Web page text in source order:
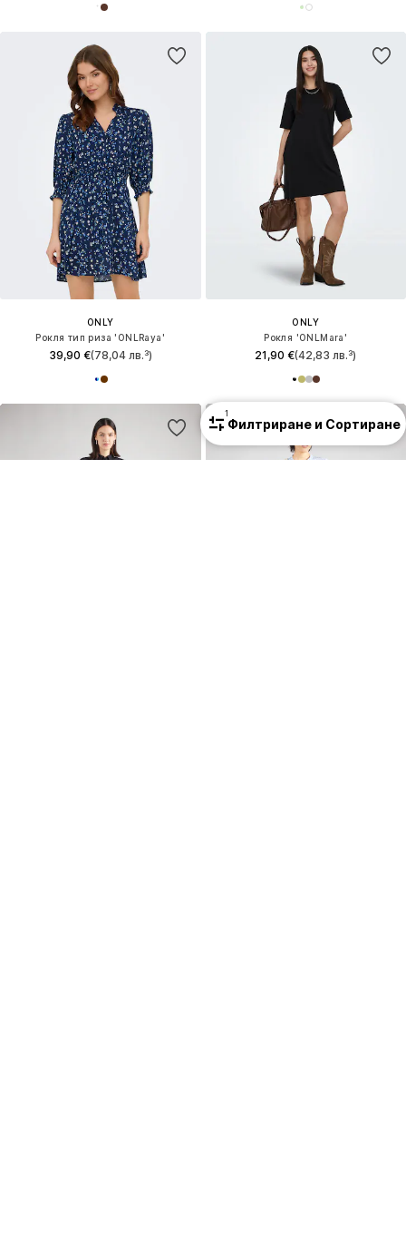
ONLY
Рокля тип риза 'ONLRaya'
39,90 €(78,04 лв.³)
ONLY
Рокля 'ONLMara'
21,90 €(42,83 лв.³)
1
Филтриране и Сортиране